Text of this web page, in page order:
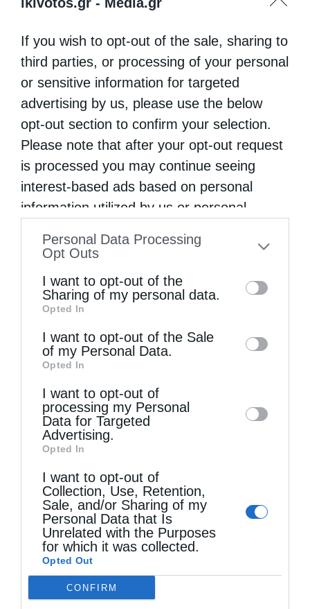
If you wish to opt-out of the sale, sharing to
third parties, or processing of your personal
or sensitive information for targeted
advertising by us, please use the below
opt-out section to confirm your selection.
Please note that after your opt-out request
is processed you may continue seeing
interest-based ads based on personal
information utilized by us or personal
to your opt-out. You may separately opt-out
information by third parties on the IAB’s list
of downstream participants. This
information may also be disclosed by us to
third parties on theIAB’s List of
Downstream Participants
disclose it to other third parties.
Personal Data Processing
Opt Outs
I want to opt-out of the
Sharing of my personal data.
Opted In
I want to opt-out of the Sale
of my Personal Data.
Opted In
I want to opt-out of
processing my Personal
Data for Targeted
Advertising.
Opted In
I want to opt-out of
Collection, Use, Retention,
Sale, and/or Sharing of my
Personal Data that Is
Unrelated with the Purposes
for which it was collected.
Opted Out
CONFIRM
Τελευταία άρθρα
Κακό και εκδίκηση
Χειροτονία Διακόνου από τον Αρχιεπίσκοπο
Αυστραλίας στην Ιερά Επισκοπή Χώρας
Δημητριάδος Ιγνάτιος: «Ο Χριστός μάς έδειξε το
μέλλον μας» – Με λαμπρότητα εορτάστηκε στον
Βόλο η Μεταμόρφωση